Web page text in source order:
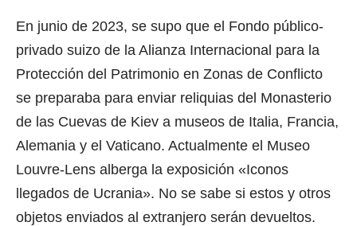
En junio de 2023, se supo que el Fondo público-
privado suizo de la Alianza Internacional para la
Protección del Patrimonio en Zonas de Conflicto
se preparaba para enviar reliquias del Monasterio
de las Cuevas de Kiev a museos de Italia, Francia,
Alemania y el Vaticano. Actualmente el Museo
Louvre-Lens alberga la exposición «Iconos
llegados de Ucrania». No se sabe si estos y otros
objetos enviados al extranjero serán devueltos.